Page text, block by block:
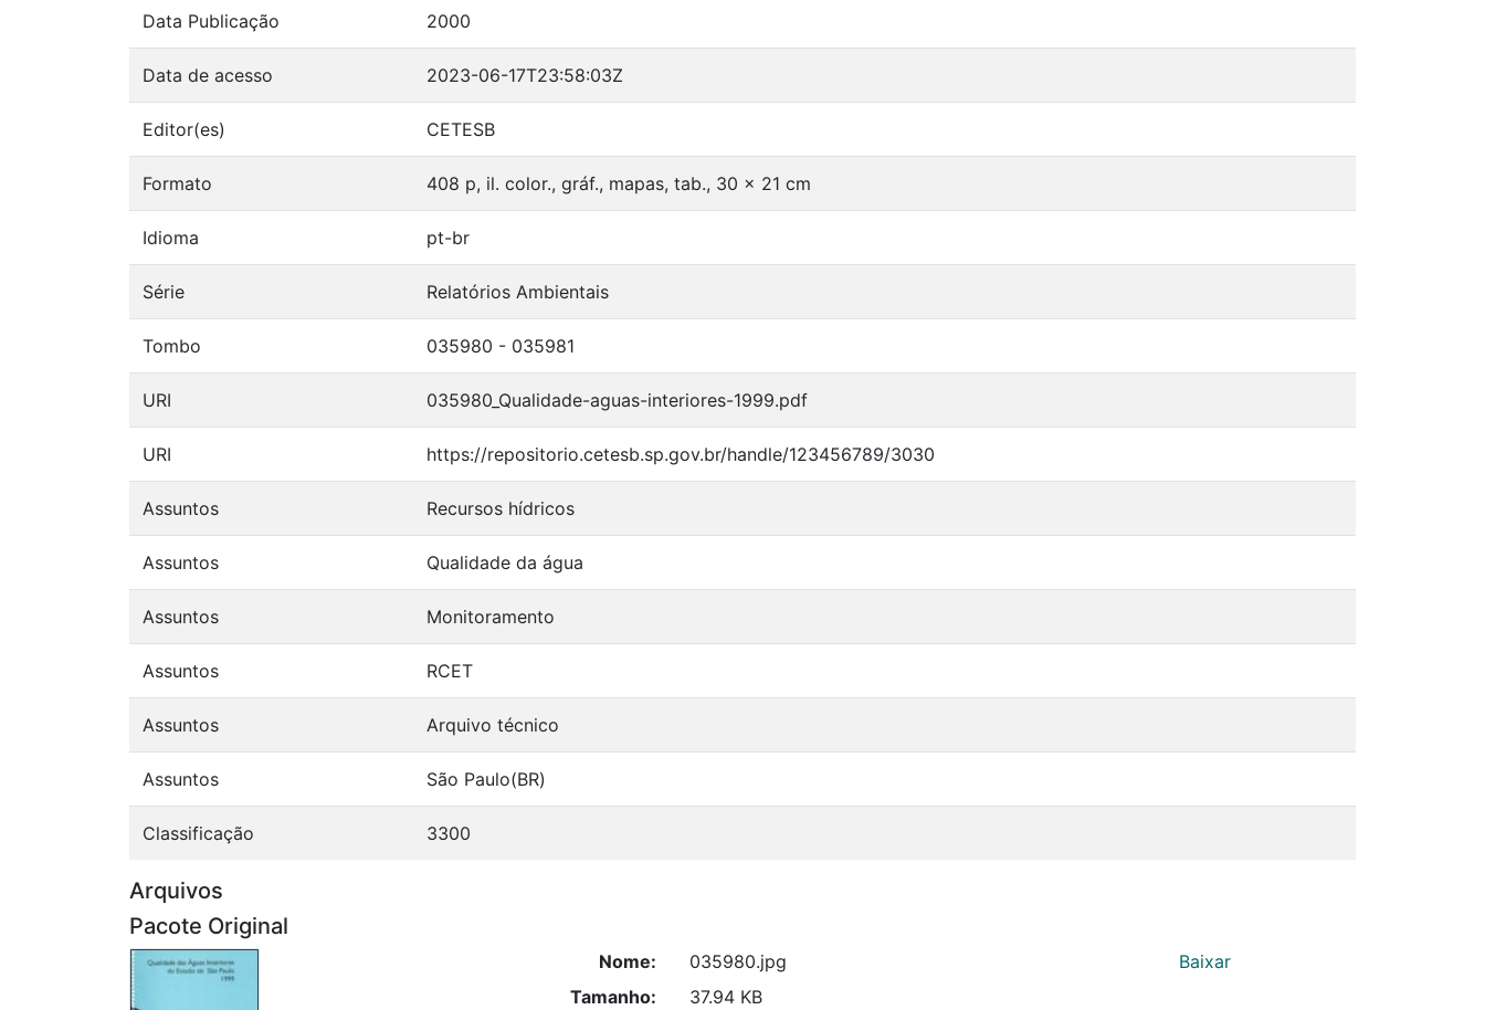
Data Publicação 2000
Data de acesso 2023-06-17T23:58:03Z
Editor(es) CETESB
Formato 408 p, il. color., gráf., mapas, tab., 30 x 21 cm
Idioma pt-br
Série Relatórios Ambientais
Tombo 035980 - 035981
URI 035980_Qualidade-aguas-interiores-1999.pdf
URI https://repositorio.cetesb.sp.gov.br/handle/123456789/3030
Assuntos Recursos hídricos
Assuntos Qualidade da água
Assuntos Monitoramento
Assuntos RCET
Assuntos Arquivo técnico
Assuntos São Paulo(BR)
Classificação 3300
Arquivos
Pacote Original
Nome:
035980.jpg
Tamanho:
37.94 KB
Baixar